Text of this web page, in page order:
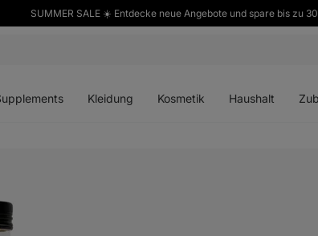
SUMMER SALE ☀️ Entdecke neue Angebote und spare bis zu
Kleidung Kosmetik Haushalt